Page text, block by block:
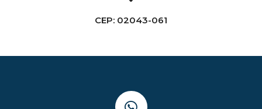
CEP: 02043-061